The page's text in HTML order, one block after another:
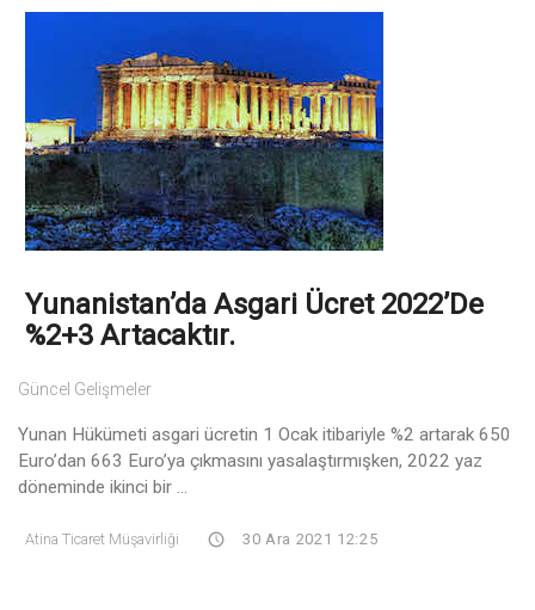
Yunanistan’da Asgari Ücret 2022’de
%2+3 Artacaktır.
Güncel Gelişmeler
Yunan Hükümeti asgari ücretin 1 Ocak itibariyle %2 artarak 650
Euro’dan 663 Euro’ya çıkmasını yasalaştırmışken, 2022 yaz
döneminde ikinci bir ...
Atina Ticaret Müşavirliği 30 Ara 2021 12:25